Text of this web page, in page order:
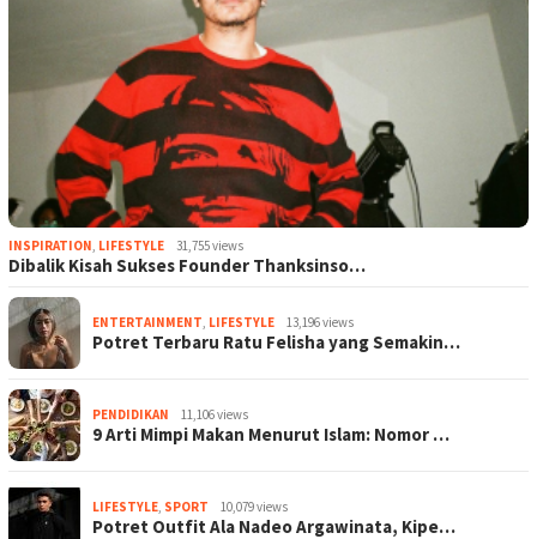
INSPIRATION, LIFESTYLE 31,755 views
Dibalik Kisah Sukses Founder Thanksinso…
ENTERTAINMENT, LIFESTYLE 13,196 views
Potret Terbaru Ratu Felisha yang Semakin…
PENDIDIKAN 11,106 views
9 Arti Mimpi Makan Menurut Islam: Nomor …
LIFESTYLE, SPORT 10,079 views
Potret Outfit Ala Nadeo Argawinata, Kipe…